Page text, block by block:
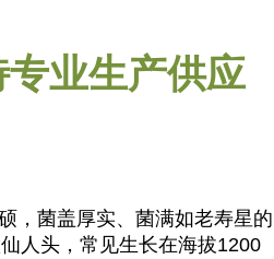
业生产供应
，菌盖厚实、菌满如老寿星的
人头，常见生长在海拔1200